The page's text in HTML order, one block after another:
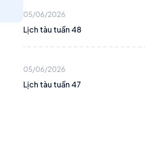
05/06/2026
Lịch tàu tuần 48
05/06/2026
Lịch tàu tuần 47